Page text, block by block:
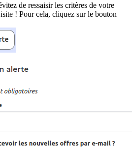
de ressaisir les critères de votre
! Pour cela, cliquez sur le bouton